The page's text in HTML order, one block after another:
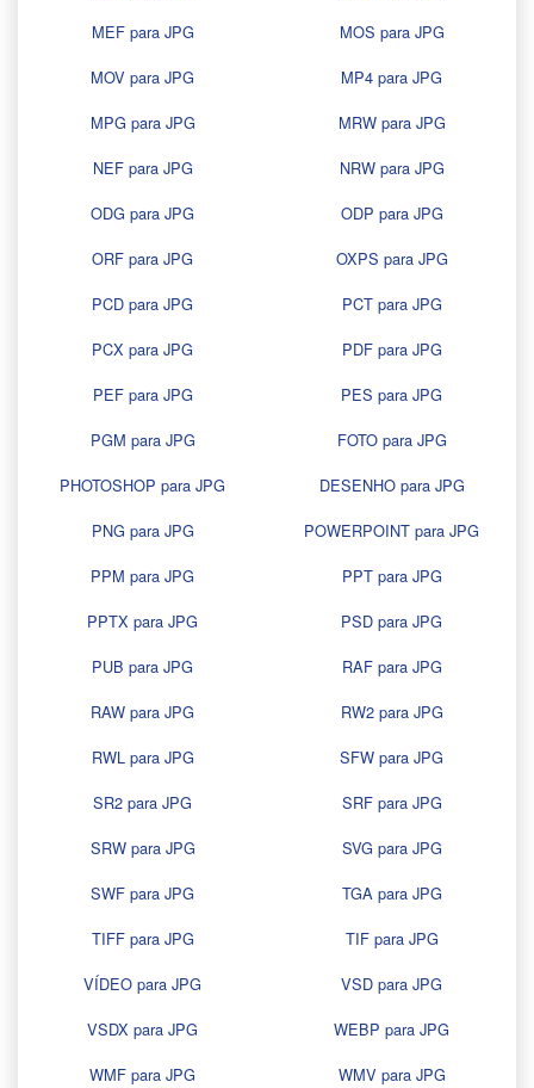
MEF para JPG
MOS para JPG
MOV para JPG
MP4 para JPG
MPG para JPG
MRW para JPG
NEF para JPG
NRW para JPG
ODG para JPG
ODP para JPG
ORF para JPG
OXPS para JPG
PCD para JPG
PCT para JPG
PCX para JPG
PDF para JPG
PEF para JPG
PES para JPG
PGM para JPG
FOTO para JPG
PHOTOSHOP para JPG
DESENHO para JPG
PNG para JPG
POWERPOINT para JPG
PPM para JPG
PPT para JPG
PPTX para JPG
PSD para JPG
PUB para JPG
RAF para JPG
RAW para JPG
RW2 para JPG
RWL para JPG
SFW para JPG
SR2 para JPG
SRF para JPG
SRW para JPG
SVG para JPG
SWF para JPG
TGA para JPG
TIFF para JPG
TIF para JPG
VÍDEO para JPG
VSD para JPG
VSDX para JPG
WEBP para JPG
WMF para JPG
WMV para JPG